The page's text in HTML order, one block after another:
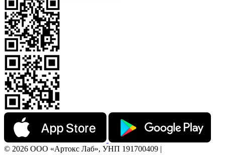
© 2026 ООО «Артокс Лаб», УНП 191700409 |